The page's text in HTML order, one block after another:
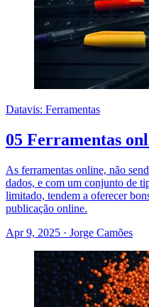
Datavis: Ferramentas
05 Ferramentas
As ferramentas online, não
dados, e com um conjunto de
limitado, tendem a oferecer
publicação online.
Apr 9, 2025 · Jorge Camões